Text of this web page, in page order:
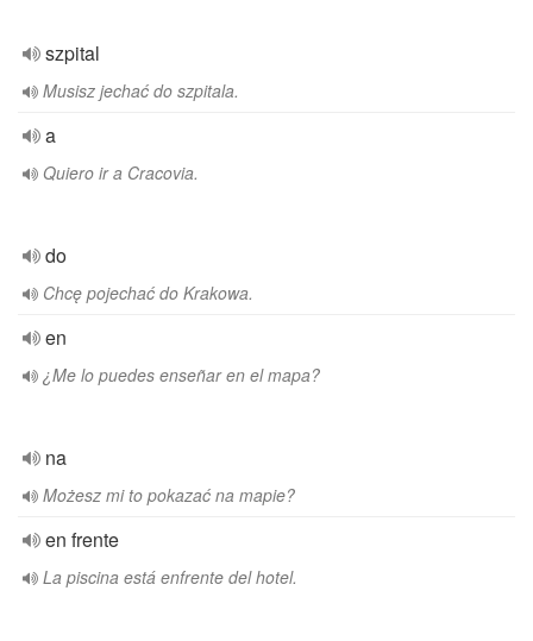
szpital
Musisz jechać do szpitala.
a
Quiero ir a Cracovia.
do
Chcę pojechać do Krakowa.
en
¿Me lo puedes enseñar en el mapa?
na
Możesz mi to pokazać na mapie?
en frente
La piscina está enfrente del hotel.